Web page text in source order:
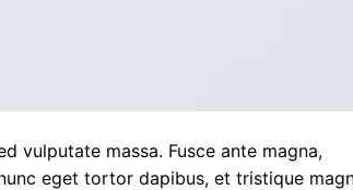
vulputate massa. Fusce ante magna,
eget tortor dapibus, et tristique